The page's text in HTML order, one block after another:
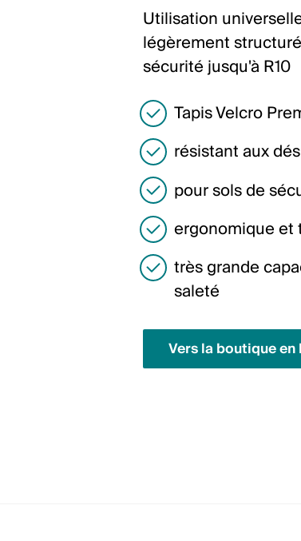
Utilisation
légèrement
sécurité jusqu'à R10
Tapis Velcro
résistant aux
pour sols de
ergonomique et
très grande
saleté
Vers la boutique en